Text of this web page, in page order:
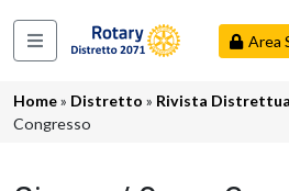
Area
Navigazione
Briciole di pane
Home Distretto Rivista
Congresso